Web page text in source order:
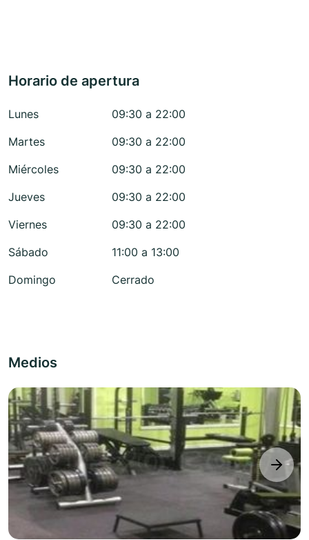
Horario de apertura
Lunes
09:30 a 22:00
Martes
09:30 a 22:00
Miércoles
09:30 a 22:00
Jueves
09:30 a 22:00
Viernes
09:30 a 22:00
Sábado
11:00 a 13:00
Domingo
Cerrado
Medios
next